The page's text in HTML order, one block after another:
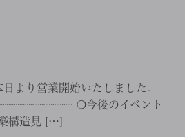
より営業開始いたしました。
❍今後のイベント
造見 […]